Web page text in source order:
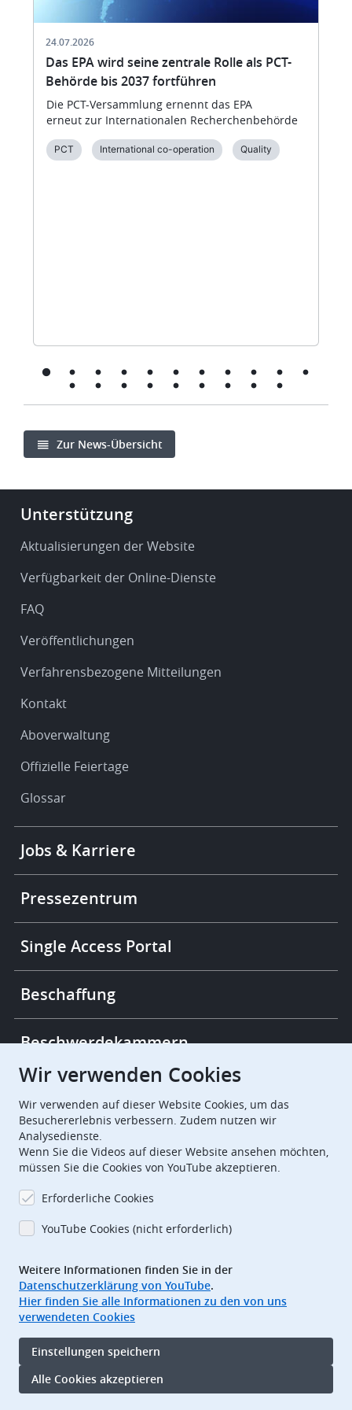
24.07.2026
Das EPA wird seine zentrale Rolle als PCT-
Behörde bis 2037 fortführen
Die PCT-Versammlung ernennt das EPA
erneut zur Internationalen Recherchenbehörde
PCT International co-operation Quality
Zur News-Übersicht
Footer
Service
support
Unterstützung
Aktualisierungen der Website
Verfügbarkeit der Online-Dienste
FAQ
Veröffentlichungen
Verfahrensbezogene Mitteilungen
Kontakt
Aboverwaltung
Offizielle Feiertage
Glossar
More
links
Jobs & Karriere
Pressezentrum
Single Access Portal
Beschaffung
Beschwerdekammern
EuropeanPatentOffice
EPO Procurement
TheEPO
Footer
Impressum
Nutzungsbedingungen
Datenschutz
Barrierefreiheit
Wir verwenden Cookies
Wir verwenden auf dieser Website Cookies, um das
Besuchererlebnis verbessern. Zudem nutzen wir
Analysedienste.
Wenn Sie die Videos auf dieser Website ansehen möchten,
müssen Sie die Cookies von YouTube akzeptieren.
Erforderliche Cookies
YouTube Cookies (nicht erforderlich)
Weitere Informationen finden Sie in der
Datenschutzerklärung von YouTube.
Hier finden Sie alle Informationen zu den von uns
verwendeten Cookies
Einstellungen speichern
Alle Cookies akzeptieren